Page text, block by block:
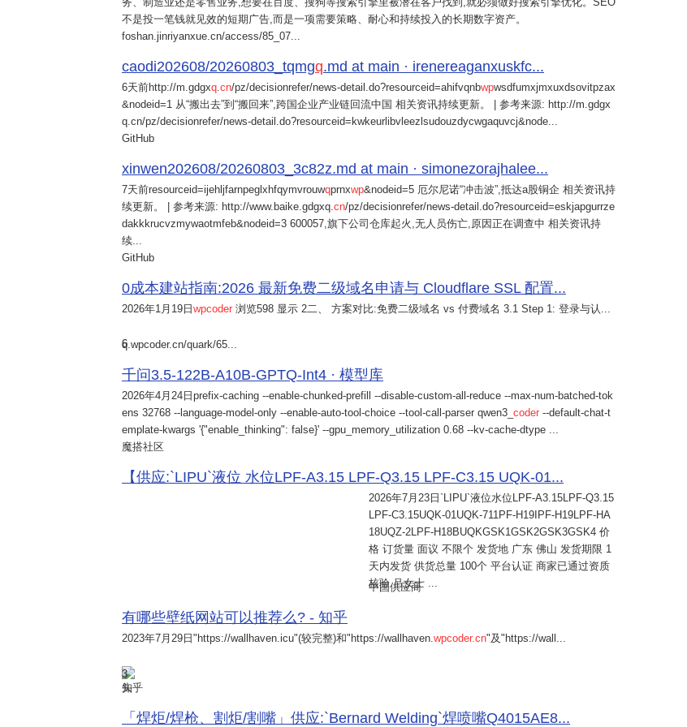
不是投一笔钱就见效的短期广告,而是一项需要策略、耐心和持续投入的长期数字资产。
foshan.jinriyanxue.cn/access/85_07...
caodi202608/20260803_tqmgq.md at main · irenereaganxuskfc...
6天前http://m.gdgxq cn/pz/decisionrefer/news-detail.do?resourceid=ahifvqnbwpwsdfumxjmxuxdsovitpzax
&nodeid=1 从“搬出去”到“搬回来”,跨国企业产业链回流中国 相关资讯持续更新。 | 参考来源: http://m.gdgx
q.cn/pz/decisionrefer/news-detail.do?resourceid=kwkeurlibvleezlsudouzdycwgaquvcj&node...
GitHub
xinwen202608/20260803_3c82z.md at main · simonezorajhalee...
7天前resourceid=ijehljfarnpeglxhfqymvrouwqprnxwp&nodeid=5 厄尔尼诺“冲击波”,抵达a股铜企 相关资讯持
续更新。 | 参考来源: http://www.baike.gdgxq. cn/pz/decisionrefer/news-detail.do?resourceid=eskjapgurrze
dakkkrucvzmywaotmfeb&nodeid=3 600057,旗下公司仓库起火,无人员伤亡,原因正在调查中 相关资讯持
续...
GitHub
0成本建站指南:2026 最新免费二级域名申请与 Cloudflare SSL 配置...
2026年1月19日wpcoder 浏览598 显示 2二、 方案对比:免费二级域名 vs 付费域名 3.1 Step 1: 登录与认...
6
q.wpcoder.cn/quark/65...
千问3.5-122B-A10B-GPTQ-Int4 · 模型库
2026年4月24日 prefix-caching --enable-chunked-prefill --disable-custom-all-reduce --max-num-batched-tok
ens 32768 --language-model-only --enable-auto-tool-choice --tool-call-parser qwen3_ coder --default-chat-t
emplate-kwargs '{"enable_thinking": false}' --gpu_memory_utilization 0.68 --kv-cache-dtype ...
魔搭社区
【供应:`LIPU`液位 水位LPF-A3.15 LPF-Q3.15 LPF-C3.15 UQK-01...
2026年7月23日 `LIPU`液位水位LPF-A3.15LPF-Q3.15
LPF-C3.15UQK-01UQK-711PF-H19IPF-H19LPF-HA
18UQZ-2LPF-H18BUQKGSK1GSK2GSK3GSK4 价
格 订货量 面议 不限个 发货地 广东 佛山 发货期限 1
天内发货 供货总量 100个 平台认证 商家已通过资质
核验 吕女士 ...
中国供应商
有哪些壁纸网站可以推荐么? - 知乎
2023年7月29日 "https://wallhaven.icu"(较完整)和"https://wallhaven.wpcoder.cn"及"https://wall...
3
知乎
「焊炬/焊枪、割炬/割嘴」供应:`Bernard Welding`焊喷嘴Q4015AE8...